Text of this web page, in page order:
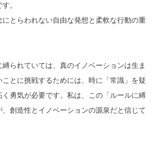
。
にとらわれない自由な発想と柔軟な行動の重
られていては、真のイノベーションは生ま
とに挑戦するためには、時に「常識」を疑
勇気が必要です。私は、この「ルールに縛
、創造性とイノベーションの源泉だと信じて